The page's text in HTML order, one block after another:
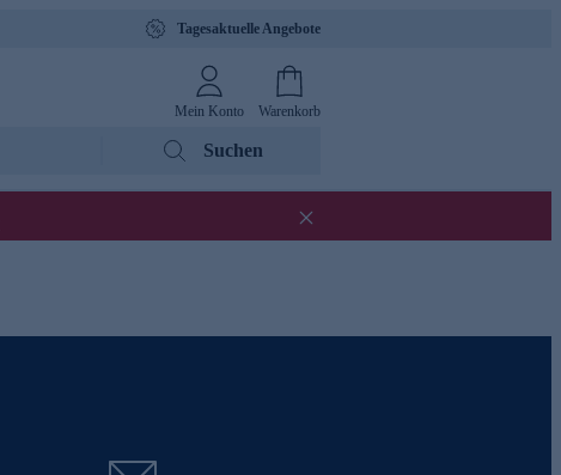
Tagesaktuelle Angebote
Mein Konto Warenkorb
Suchen